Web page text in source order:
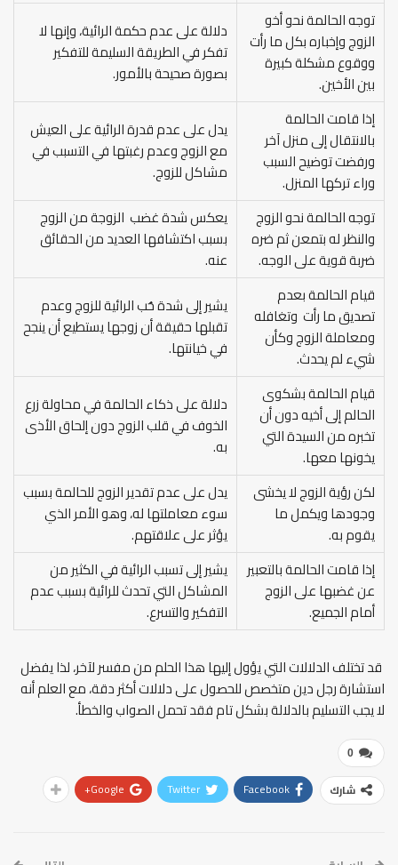
توجه الحالمة نحو أخو
الزوج وإخباره بكل ما رأت
ووقوع مشكلة كبيرة
بين الأخين.
دلالة على عدم حكمة الرائية، وإنها لا
تفكر في الطريقة السليمة للتفكير
بصورة صحيحة بالأمور.
إذا قامت الحالمة
بالانتقال إلى منزل آخر
ورفضت توضيح السبب
وراء تركها المنزل.
يدل على عدم قدرة الرائية على العيش
مع الزوج وعدم رغبتها في التسبب في
مشاكل للزوج.
توجه الحالمة نحو الزوج
والنظر له بتمعن ثم ضره
ضربة قوية على الوجه.
يعكس شدة غضب الزوجة من الزوج
بسبب اكتشافها العديد من الحقائق
عنه.
قيام الحالمة بعدم
تصديق ما رأت وتغافله
ومعاملة الزوج وكأن
شيء لم يحدث.
يشير إلى شدة حُب الرائية للزوج وعدم
تقبلها حقيقة أن زوجها يستطيع أن ينجح
في خيانتها.
قيام الحالمة بشكوى
الحالم إلى أخيه دون أن
تخبره من السيدة التي
يخونها معها.
دلالة على ذكاء الحالمة في محاولة زرع
الخوف في قلب الزوج دون إلحاق الأذى
به.
لكن رؤية الزوج لا يخشى
وجودها ويكمل ما
يقوم به.
يدل على عدم تقدير الزوج للحالمة بسبب
سوء معاملتها له، وهو الأمر الذي
يؤثر على علاقتهم.
إذا قامت الحالمة بالتعبير
عن غضبها على الزوج
أمام الجميع.
يشير إلى تسبب الرائية في الكثير من
المشاكل التي تحدث للرائية بسبب عدم
التفكير والتسرع.
قد تختلف الدلالات التي يؤول إليها هذا الحلم من مفسر لآخر، لذا يفضل
استشارة رجل دين متخصص للحصول على دلالات أكثر دقة، مع العلم أنه
لا يجب التسليم بالدلالة بشكل تام فقد تحمل الصواب والخطأ.
0
شارك Facebook
Twitter
Google+